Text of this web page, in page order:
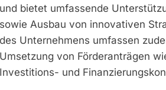
und bietet umfassende
sowie Ausbau von innovativen
des Unternehmens umfassen
Umsetzung von Förderanträgen
Investitions- und